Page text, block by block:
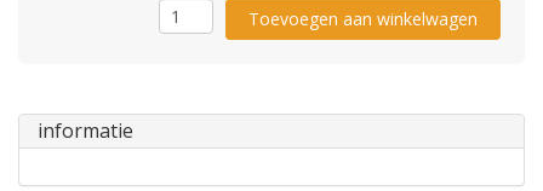
Toevoegen aan winkelwagen
informatie